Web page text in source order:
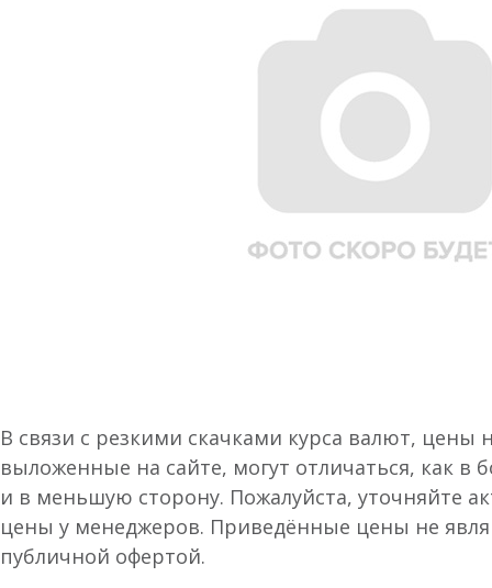
В связи с резкими скачками курса валют, цены
выложенные на сайте, могут отличаться, как в
и в меньшую сторону. Пожалуйста, уточняйте
цены у менеджеров. Приведённые цены не
публичной офертой.